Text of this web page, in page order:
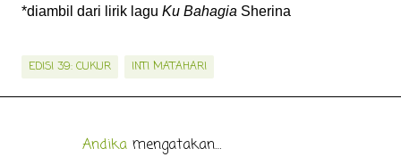
*diambil dari lirik lagu Ku Bahagia Sherina
EDISI 39: CUKUR INTI MATAHARI
Andika mengatakan…